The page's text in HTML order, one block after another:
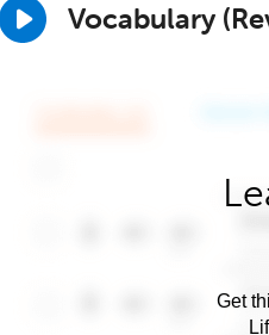
Vocabulary
Get